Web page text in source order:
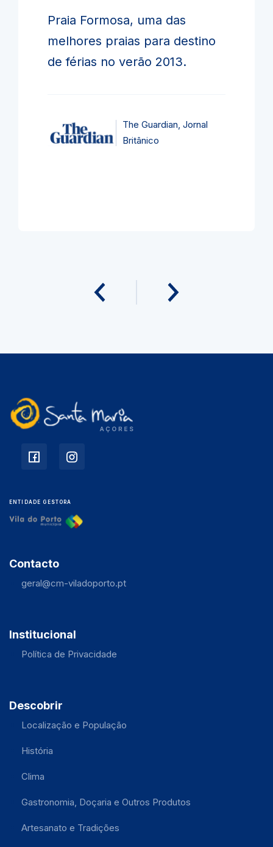
Praia Formosa, uma das
melhores praias para destino
de férias no verão 2013.
The Guardian, Jornal
Britânico
ENTIDADE GESTORA
Contacto
geral@cm-viladoporto.pt
Institucional
Política de Privacidade
Descobrir
Localização e População
História
Clima
Gastronomia, Doçaria e Outros Produtos
Artesanato e Tradições